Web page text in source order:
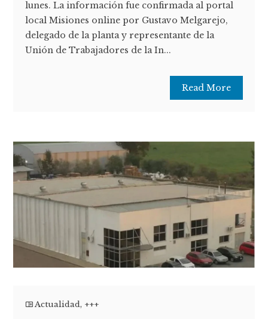
lunes. La información fue confirmada al portal
local Misiones online por Gustavo Melgarejo,
delegado de la planta y representante de la
Unión de Trabajadores de la In...
Read More
Actualidad, +++